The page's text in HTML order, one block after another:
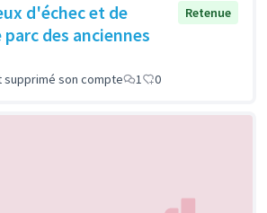
d'échec et de
des anciennes
Retenue
supprimé son compte 1 0